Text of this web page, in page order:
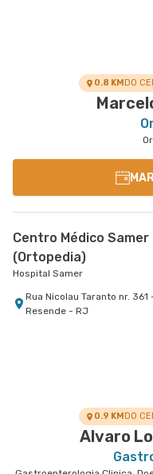
0.8 KMDO
Centro Médico
(Ortopedia)
Hospital Samer
Rua Nicolau Taranto nr. 361
Resende - RJ
0.9 KMDO
Alvaro